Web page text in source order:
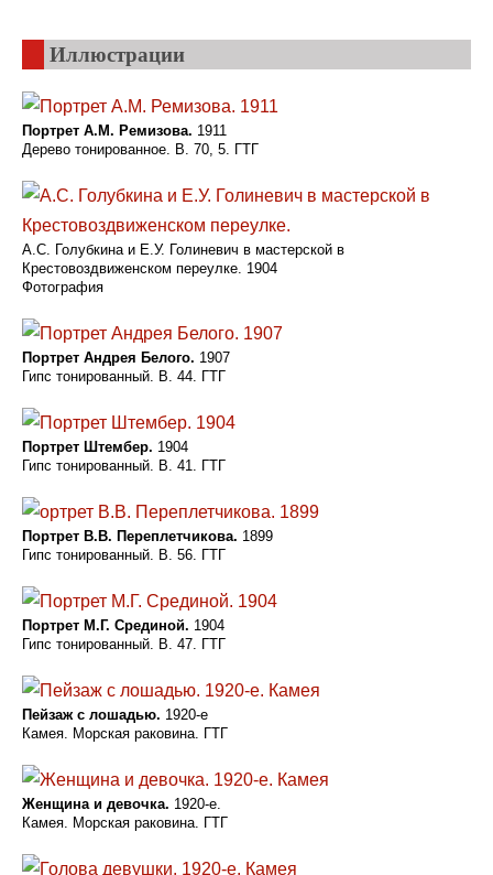
Иллюстрации
Портрет А.М. Ремизова. 1911
Дерево тонированное. В. 70, 5. ГТГ
А.С. Голубкина и Е.У. Голиневич в мастерской в
Крестовоздвиженском переулке. 1904
Фотография
Портрет Андрея Белого. 1907
Гипс тонированный. В. 44. ГТГ
Портрет Штембер. 1904
Гипс тонированный. B. 41. ГТГ
Портрет В.В. Переплетчикова. 1899
Гипс тонированный. В. 56. ГТГ
Портрет М.Г. Срединой. 1904
Гипс тонированный. В. 47. ГТГ
Пейзаж с лошадью. 1920-е
Камея. Морская раковина. ГТГ
Женщина и девочка. 1920-е.
Камея. Морская раковина. ГТГ